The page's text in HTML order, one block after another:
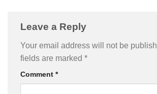
Leave a Reply
Your email address will not be
fields are marked *
Comment *